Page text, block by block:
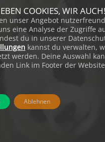
COOKIES, WIR AUCH!
unser Angebot
eine Analyse der Zugriffe
du in unserer
kannst du verwalten,
werden. Deine Auswahl
Link im Footer der
Ablehnen